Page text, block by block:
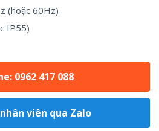
(hoặc 60Hz)
IP55)
0962 417 088
viên qua Zalo